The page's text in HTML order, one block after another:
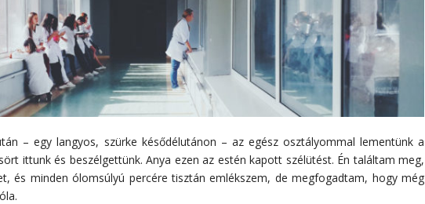
– egy langyos, szürke késődélutánon – az egész osztályommal lementünk a
ittunk és beszélgettünk. Anya ezen az estén kapott szélütést. Én találtam meg,
és minden ólomsúlyú percére tisztán emlékszem, de megfogadtam, hogy még